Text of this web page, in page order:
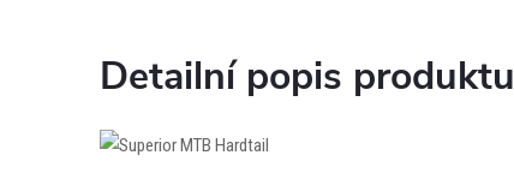
Detailní popis produktu